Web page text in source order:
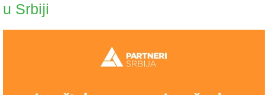
u Srbiji